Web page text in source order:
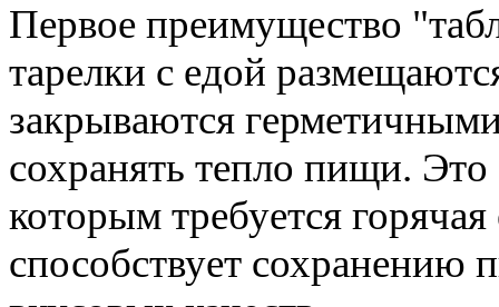
Первое преимущество
тарелки с едой
закрываются
сохранять тепло пищи.
которым требуется
способствует сохранению